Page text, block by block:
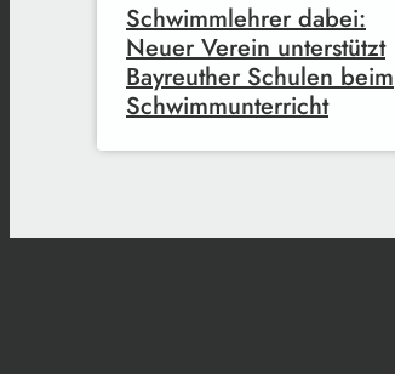
Schwimmlehrer dabei:
Neuer Verein unterstützt
Bayreuther Schulen beim
Schwimmunterricht